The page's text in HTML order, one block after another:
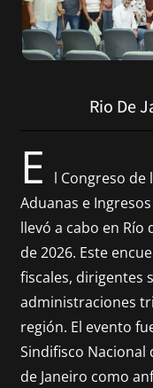
Rio De
E
l Congreso de
Aduanas e
llevó a cabo en Río
de 2026. Este
fiscales, dirigentes
administraciones
región. El evento
Sindifisco Nacional
de Janeiro como